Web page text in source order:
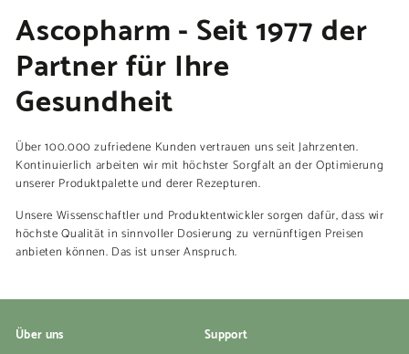
Ascopharm - Seit 1977 der
Partner für Ihre
Gesundheit
Über 100.000 zufriedene Kunden vertrauen uns seit Jahrzenten.
Kontinuierlich arbeiten wir mit höchster Sorgfalt an der Optimierung
unserer Produktpalette und derer Rezepturen.
Unsere Wissenschaftler und Produktentwickler sorgen dafür, dass wir
höchste Qualität in sinnvoller Dosierung zu vernünftigen Preisen
anbieten können. Das ist unser Anspruch.
Über uns Support